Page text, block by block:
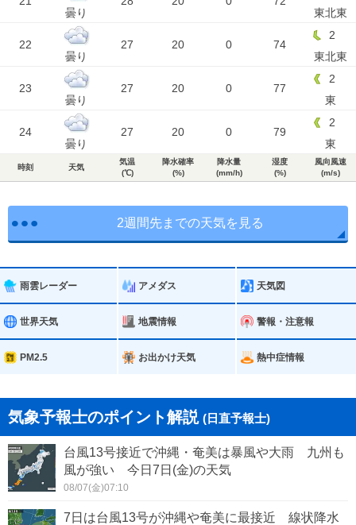
曇り
東北東
22
曇り
27 20 0 74
2
東北東
23
曇り
27 20 0 77
2
東
24
曇り
27 20 0 79
2
東
時刻 天気
気温
(℃)
降水確率
(%)
降水量
(mm/h)
湿度
(%)
風向風速
(m/s)
2週間先までの天気を見る
雨雲レーダー アメダス 天気図
世界天気 地震情報 警報・注意報
PM2.5 お出かけ天気 熱中症情報
気象予報士のポイント解説 (日直予報士)
台風13号接近で沖縄・奄美は暴風や大雨 九州も
風が強い 今日7日(金)の天気
08/07(金)07:10
7日は台風13号が沖縄や奄美に最接近 線状降水